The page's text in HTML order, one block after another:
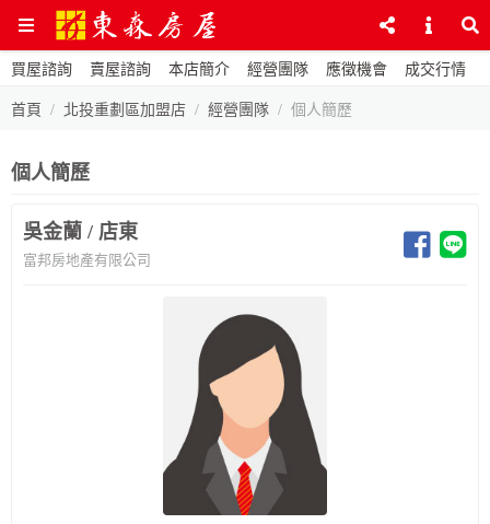
買屋諮詢 賣屋諮詢 本店簡介 經營團隊 應徵機會 成交行情
首頁 北投重劃區加盟店 經營團隊 個人簡歷
個人簡歷
吳金蘭 / 店東
富邦房地產有限公司